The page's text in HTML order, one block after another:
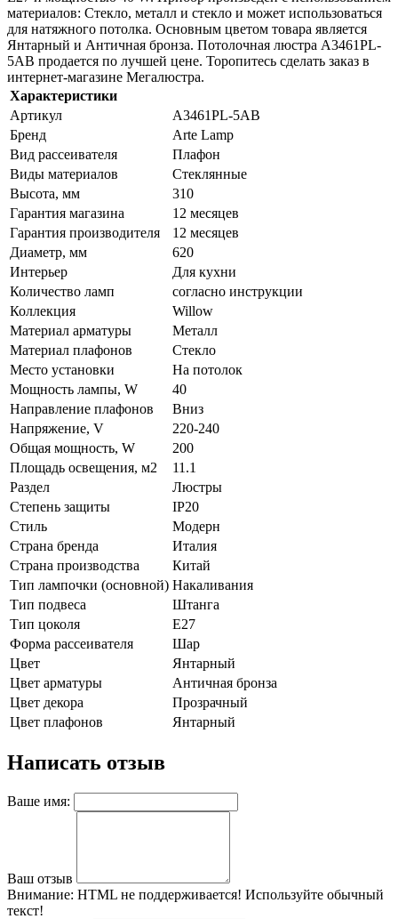
материалов: Стекло, металл и стекло и может использоваться
для натяжного потолка. Основным цветом товара является
Янтарный и Античная бронза. Потолочная люстра A3461PL-
5AB продается по лучшей цене. Торопитесь сделать заказ в
интернет-магазине Мегалюстра.
Характеристики
Артикул
A3461PL-5AB
Бренд
Arte Lamp
Вид рассеивателя
Плафон
Виды материалов
Стеклянные
Высота, мм
310
Гарантия магазина
12 месяцев
Гарантия производителя
12 месяцев
Диаметр, мм
620
Интерьер
Для кухни
Количество ламп
согласно инструкции
Коллекция
Willow
Материал арматуры
Металл
Материал плафонов
Стекло
Место установки
На потолок
Мощность лампы, W
40
Направление плафонов
Вниз
Напряжение, V
220-240
Общая мощность, W
200
Площадь освещения, м2
11.1
Раздел
Люстры
Степень защиты
IP20
Стиль
Модерн
Страна бренда
Италия
Страна производства
Китай
Тип лампочки (основной) Накаливания
Тип подвеса
Штанга
Тип цоколя
E27
Форма рассеивателя
Шар
Цвет
Янтарный
Цвет арматуры
Античная бронза
Цвет декора
Прозрачный
Цвет плафонов
Янтарный
Написать отзыв
Ваше имя:
Ваш отзыв
Внимание: HTML не поддерживается! Используйте обычный
текст!